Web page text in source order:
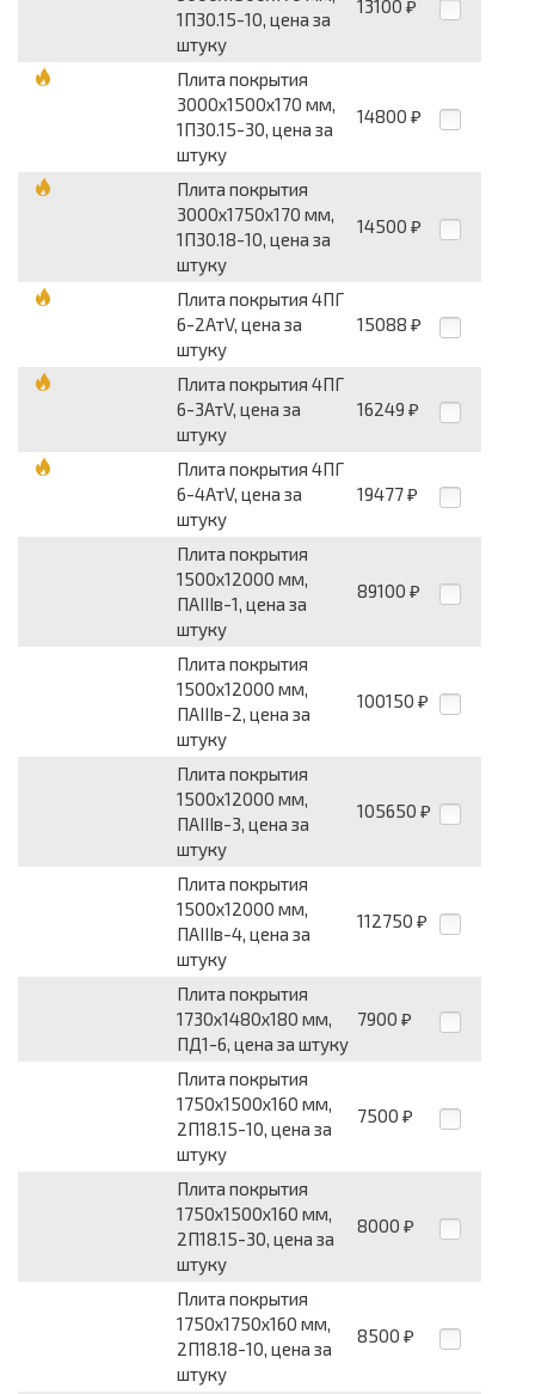
1П30.15-10, цена за
штуку
13100 ₽
Плита покрытия
3000х1500х170 мм,
1П30.15-30, цена за
штуку
14800 ₽
Плита покрытия
3000х1750х170 мм,
1П30.18-10, цена за
штуку
14500 ₽
Плита покрытия 4ПГ
6-2АтV, цена за
штуку
15088 ₽
Плита покрытия 4ПГ
6-3АтV, цена за
штуку
16249 ₽
Плита покрытия 4ПГ
6-4АтV, цена за
штуку
19477 ₽
Плита покрытия
1500х12000 мм,
ПАIIIв-1, цена за
штуку
89100 ₽
Плита покрытия
1500х12000 мм,
ПАIIIв-2, цена за
штуку
100150 ₽
Плита покрытия
1500х12000 мм,
ПАIIIв-3, цена за
штуку
105650 ₽
Плита покрытия
1500х12000 мм,
ПАIIIв-4, цена за
штуку
112750 ₽
Плита покрытия
1730х1480х180 мм,
ПД1-6, цена за штуку
7900 ₽
Плита покрытия
1750х1500х160 мм,
2П18.15-10, цена за
штуку
7500 ₽
Плита покрытия
1750х1500х160 мм,
2П18.15-30, цена за
штуку
8000 ₽
Плита покрытия
1750х1750х160 мм,
2П18.18-10, цена за
штуку
8500 ₽